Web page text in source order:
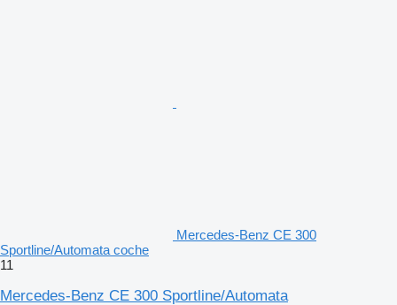
Mercedes-Benz CE 300
Sportline/Automata coche
11
Mercedes-Benz CE 300 Sportline/Automata